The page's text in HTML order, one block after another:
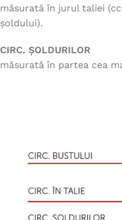
măsurată în jurul taliei
șoldului).
CIRC. ȘOLDURILOR
măsurată în partea cea